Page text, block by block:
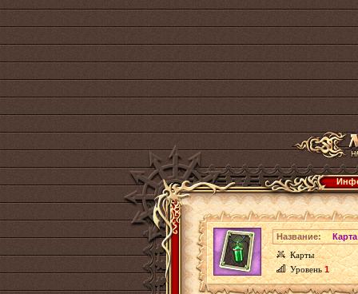
Название:
Карты
Уровень1